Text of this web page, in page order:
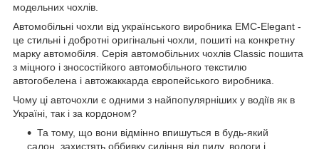
модельних чохлів.
Автомобільні чохли від українського виробника EMC-Elegant -
це стильні і добротні оригінальні чохли, пошиті на конкретну
марку автомобіля. Серія автомобільних чохлів Classic пошита
з міцного і зносостійкого автомобільного текстилю
автогобелена і автожаккарда європейського виробника.
Чому ці авточохли є одними з найпопулярніших у водіїв як в
Україні, так і за кордоном?
Та тому, що вони відмінно впишуться в будь-який
салон, захистять оббивку сидіння від пилу, вологи і